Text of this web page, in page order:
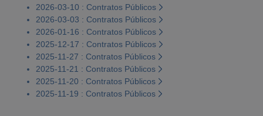
2026-03-10 : Contratos Públicos
2026-03-03 : Contratos Públicos
2026-01-16 : Contratos Públicos
2025-12-17 : Contratos Públicos
2025-11-27 : Contratos Públicos
2025-11-21 : Contratos Públicos
2025-11-20 : Contratos Públicos
2025-11-19 : Contratos Públicos